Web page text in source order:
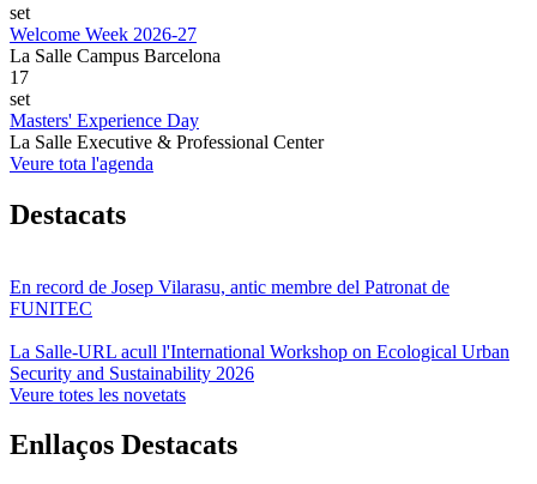
set
Welcome Week 2026-27
La Salle Campus Barcelona
17
set
Masters' Experience Day
La Salle Executive & Professional Center
Veure tota l'agenda
Destacats
En record de Josep Vilarasu, antic membre del Patronat de
FUNITEC
La Salle-URL acull l'International Workshop on Ecological Urban
Security and Sustainability 2026
Veure totes les novetats
Enllaços Destacats